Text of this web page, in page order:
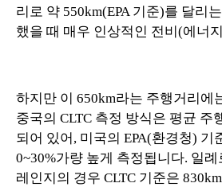
리로 약 550km(EPA 기준)를 달리
했을 때 매우 인상적인 전비(에너
하지만 이 650km라는 주행거리에
중국의 CLTC 측정 방식은 평균 주
되어 있어, 미국의 EPA(환경청) 기
0~30%가량 높게 측정됩니다. 일
레인지의 경우 CLTC 기준은